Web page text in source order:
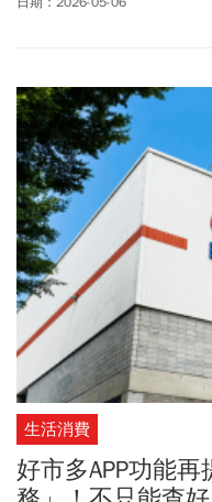
生活消費
好市多APP功能